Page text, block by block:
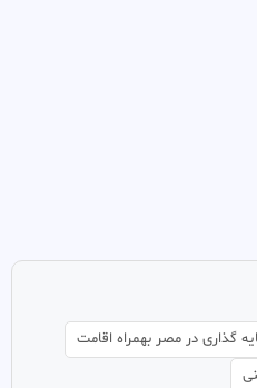
گذاری در مصر بهمراه اقامت